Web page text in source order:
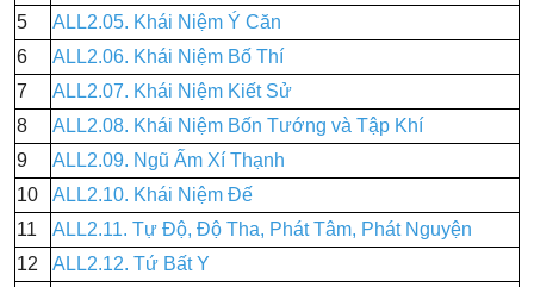
5
ALL2.05. Khái Niệm Ý Căn
6
ALL2.06. Khái Niệm Bố Thí
7
ALL2.07. Khái Niệm Kiết Sử
8
ALL2.08. Khái Niệm Bốn Tướng và Tập Khí
9
ALL2.09. Ngũ Ấm Xí Thạnh
10
ALL2.10. Khái Niệm Đế
11
ALL2.11. Tự Độ, Độ Tha, Phát Tâm, Phát Nguyện
12
ALL2.12. Tứ Bất Y